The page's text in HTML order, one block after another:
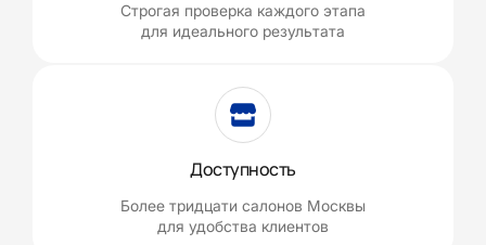
Строгая проверка каждого этапа
для идеального результата
Доступность
Более тридцати салонов Москвы
для удобства клиентов